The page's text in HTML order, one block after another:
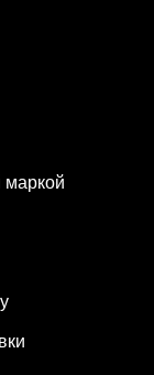
маркой